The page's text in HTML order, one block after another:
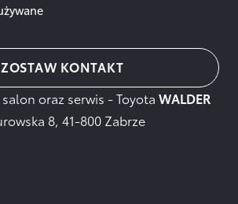
ZOSTAW KONTAKT
oraz serwis - Toyota WALDER
8, 41-800 Zabrze